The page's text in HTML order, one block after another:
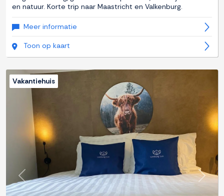
en natuur. Korte trip naar Maastricht en Valkenburg.
Meer informatie
Toon op kaart
Previous Next
Vakantiehuis